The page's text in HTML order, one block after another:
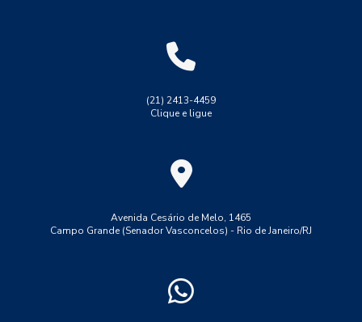
Medição de espessura por ultrassom
Tubulações
Ultrassom phased array
Ultrassom tofd
ensaio de tração convencional
ensaio de tração do aço ca 50
ensaio de tração propriedades mecanicas
(21) 2413-4459
Clique e ligue
Avenida Cesário de Melo, 1465
Campo Grande (Senador Vasconcelos) - Rio de Janeiro/RJ